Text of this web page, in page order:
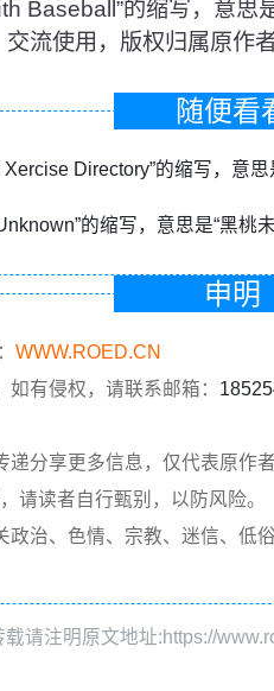
Baseball”的缩写，意
流使用，版权归属原作
随便看
Xercise Directory”的缩写，意
的缩写，意思是“黑桃
申明
WWW.ROED.CN
有侵权，请联系邮箱：
递分享更多信息，仅代表原作
请读者自行甄别，以防风险。
政治、色情、宗教、迷信、低
载请注明原文地址:https://